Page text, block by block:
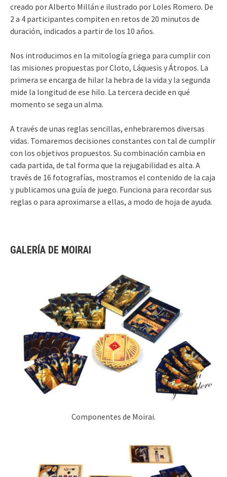
creado por Alberto Millán e ilustrado por Loles Romero. De
2 a 4 participantes compiten en retos de 20 minutos de
duración, indicados a partir de los 10 años.
Nos introducimos en la mitología griega para cumplir con
las misiones propuestas por Cloto, Láquesis y Átropos. La
primera se encarga de hilar la hebra de la vida y la segunda
mide la longitud de ese hilo. La tercera decide en qué
momento se sega un alma.
A través de unas reglas sencillas, enhebraremos diversas
vidas. Tomaremos decisiones constantes con tal de cumplir
con los objetivos propuestos. Su combinación cambia en
cada partida, de tal forma que la rejugabilidad es alta. A
través de 16 fotografías, mostramos el contenido de la caja
y publicamos una guía de juego. Funciona para recordar sus
reglas o para aproximarse a ellas, a modo de hoja de ayuda.
GALERÍA DE MOIRAI
Componentes de Moirai.